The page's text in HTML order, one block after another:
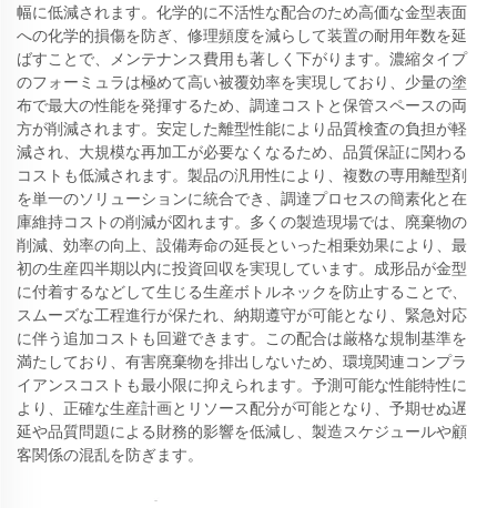
幅に低減されます。化学的に不活性な配合のため高価な金型表面
への化学的損傷を防ぎ、修理頻度を減らして装置の耐用年数を延
ばすことで、メンテナンス費用も著しく下がります。濃縮タイプ
のフォーミュラは極めて高い被覆効率を実現しており、少量の塗
布で最大の性能を発揮するため、調達コストと保管スペースの両
方が削減されます。安定した離型性能により品質検査の負担が軽
減され、大規模な再加工が必要なくなるため、品質保証に関わる
コストも低減されます。製品の汎用性により、複数の専用離型剤
を単一のソリューションに統合でき、調達プロセスの簡素化と在
庫維持コストの削減が図れます。多くの製造現場では、廃棄物の
削減、効率の向上、設備寿命の延長といった相乗効果により、最
初の生産四半期以内に投資回収を実現しています。成形品が金型
に付着するなどして生じる生産ボトルネックを防止することで、
スムーズな工程進行が保たれ、納期遵守が可能となり、緊急対応
に伴う追加コストも回避できます。この配合は厳格な規制基準を
満たしており、有害廃棄物を排出しないため、環境関連コンプラ
イアンスコストも最小限に抑えられます。予測可能な性能特性に
より、正確な生産計画とリソース配分が可能となり、予期せぬ遅
延や品質問題による財務的影響を低減し、製造スケジュールや顧
客関係の混乱を防ぎます。